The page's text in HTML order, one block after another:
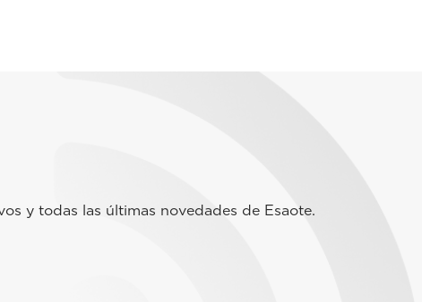
y todas las últimas novedades de Esaote.